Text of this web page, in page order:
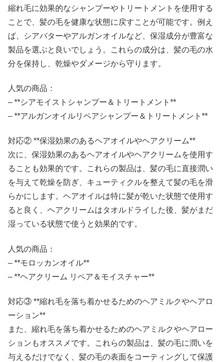
縮れ毛に効果的なシャンプーやトリートメントを使用する
ことで、髪の毛を健康な状態に戻すことが可能です。例え
ば、シアバターやアルガンオイルなど、保湿成分が豊富な
製品を選ぶと良いでしょう。これらの成分は、髪の毛の水
分を保持し、乾燥やダメージから守ります。
人気の商品：
– **シアモイストシャンプー＆トリートメント**
– **アルガンオイルリペアシャンプー＆トリートメント**
対応② **保湿効果のあるヘアオイルやヘアクリーム**
次に、保湿効果のあるヘアオイルやヘアクリームを使用す
ることも効果的です。これらの製品は、髪の毛に直接潤い
を与えて乾燥を防ぎ、キューティクルを整えて髪の毛を滑
らかにします。ヘアオイルは特に髪が乾いた状態で使用す
ると良く、ヘアクリームはタオルドライした後、髪がまだ
湿っている状態で使うと効果的です。
人気の商品：
– **モロッカンオイル**
– **ヘアクリーム リペア＆モイスチャー**
対応③ **縮れ毛を落ち着かせるためのヘアミルクやヘアロ
ーション**
また、縮れ毛を落ち着かせるためのヘアミルクやヘアロー
ションもオススメです。これらの製品は、髪の毛に潤いを
与えるだけでなく、髪の毛の表面をコーティングして保護